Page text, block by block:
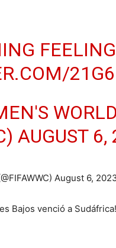
AUGUST 6,
August 6,
Bajos venció a